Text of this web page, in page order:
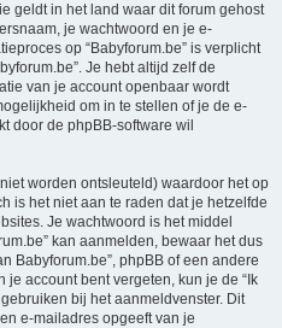
geldt in het land waar dit forum gehost
je wachtwoord en je e-
op “Babyforum.be” is verplicht
Je hebt altijd zelf de
van je account openbaar wordt
om in te stellen of je de e-
door de phpBB-software wil
worden ontsleuteld) waardoor het op
is het niet aan te raden dat je hetzelfde
Je wachtwoord is het middel
kan aanmelden, bewaar het dus
Babyforum.be”, phpBB of een andere
account bent vergeten, kun je de “Ik
bij het aanmeldvenster. Dit
e-mailadres opgeeft van je